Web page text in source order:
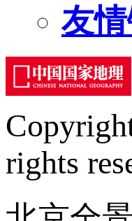
友
rights